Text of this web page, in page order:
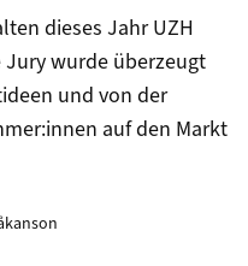
dieses Jahr UZH
wurde überzeugt
und von der
auf den Markt